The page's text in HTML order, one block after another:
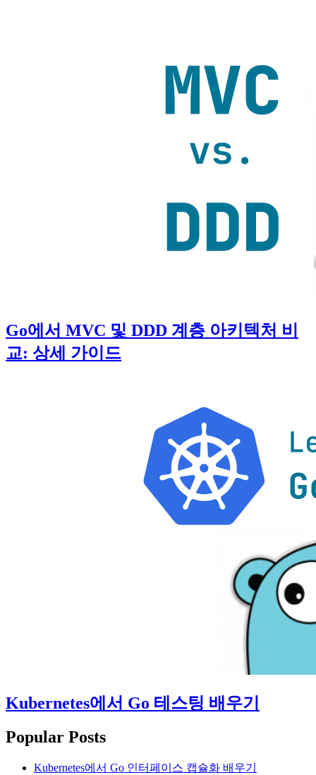
Go에서 MVC 및 DDD 계층 아키텍처 비
교: 상세 가이드
Kubernetes에서 Go 테스팅 배우기
Popular Posts
Kubernetes에서 Go 인터페이스 캡슐화 배우기